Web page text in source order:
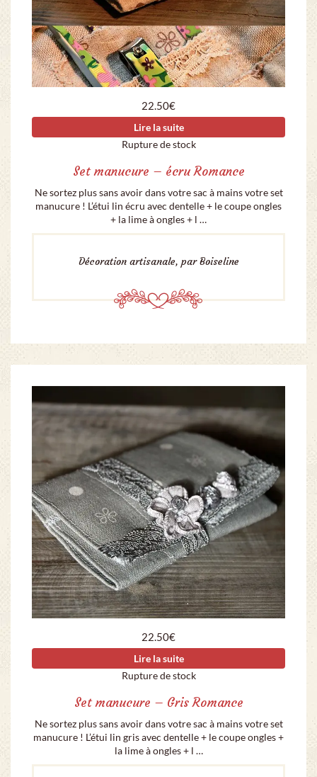
22.50€
Lire la suite
Rupture de stock
Set manucure – écru Romance
Ne sortez plus sans avoir dans votre sac à mains votre set
manucure ! L’étui lin écru avec dentelle + le coupe ongles
+ la lime à ongles + l …
Décoration artisanale, par Boiseline
22.50€
Lire la suite
Rupture de stock
Set manucure – Gris Romance
Ne sortez plus sans avoir dans votre sac à mains votre set
manucure ! L’étui lin gris avec dentelle + le coupe ongles +
la lime à ongles + l …